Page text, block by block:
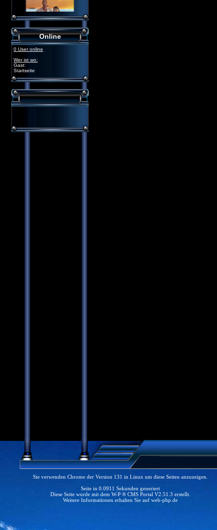
Online
0 User online
Wer ist wo:
Gast:
Startseite
Sie verwenden Chrome der Version 131 in Linux um diese Seiten anzuzeigen.
Seite in 0.0911 Sekunden generiert
Diese Seite wurde mit dem W-P ® CMS Portal V2.51.3 erstellt.
Weitere Informationen erhalten Sie auf web-php.de